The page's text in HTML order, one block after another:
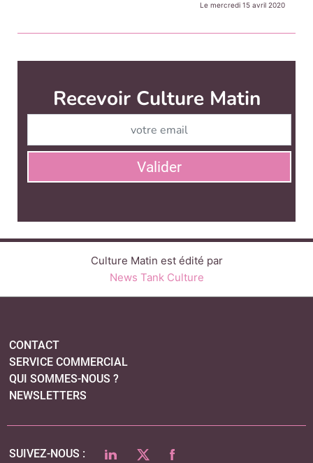
Le mercredi 15 avril 2020
Recevoir Culture Matin
Valider
Culture Matin est édité par
News Tank Culture
CONTACT
SERVICE COMMERCIAL
QUI SOMMES-NOUS ?
NEWSLETTERS
SUIVEZ-NOUS : LINKEDINTWITTERFACEBOOK